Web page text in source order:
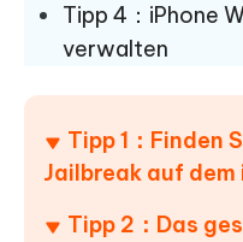
Tipp 4：iPhone
verwalten
Tipp 1：Finden
Jailbreak auf
Tipp 2：Das